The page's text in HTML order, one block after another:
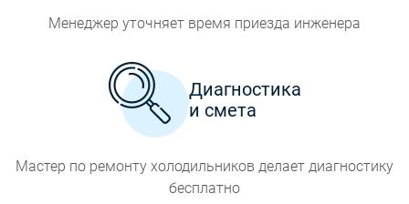
Менеджер уточняет время приезда инженера
Диагностика
и смета
Мастер по ремонту холодильников делает диагностику
бесплатно